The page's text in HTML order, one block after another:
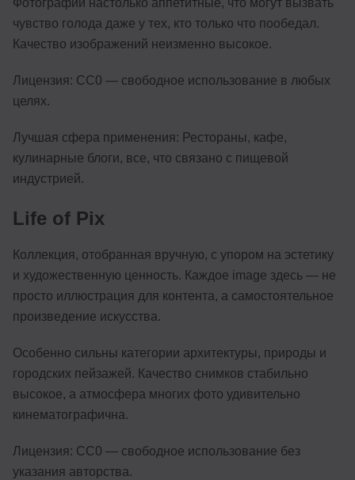
чувство голода даже у тех, кто только что пообедал.
Качество изображений неизменно высокое.
Лицензия: CC0 — свободное использование в любых
целях.
Лучшая сфера применения: Рестораны, кафе,
кулинарные блоги, все, что связано с пищевой
индустрией.
Life of Pix
Коллекция, отобранная вручную, с упором на эстетику
и художественную ценность. Каждое image здесь — не
просто иллюстрация для контента, а самостоятельное
произведение искусства.
Особенно сильны категории архитектуры, природы и
городских пейзажей. Качество снимков стабильно
высокое, а атмосфера многих фото удивительно
кинематографична.
Лицензия: CC0 — свободное использование без
указания авторства.